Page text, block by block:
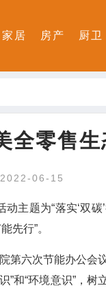
家居 房产 厨卫
全零售
2022-06-15
主题为“落实‘双
先行”。
第六次节能办公
”和“环境意识”，